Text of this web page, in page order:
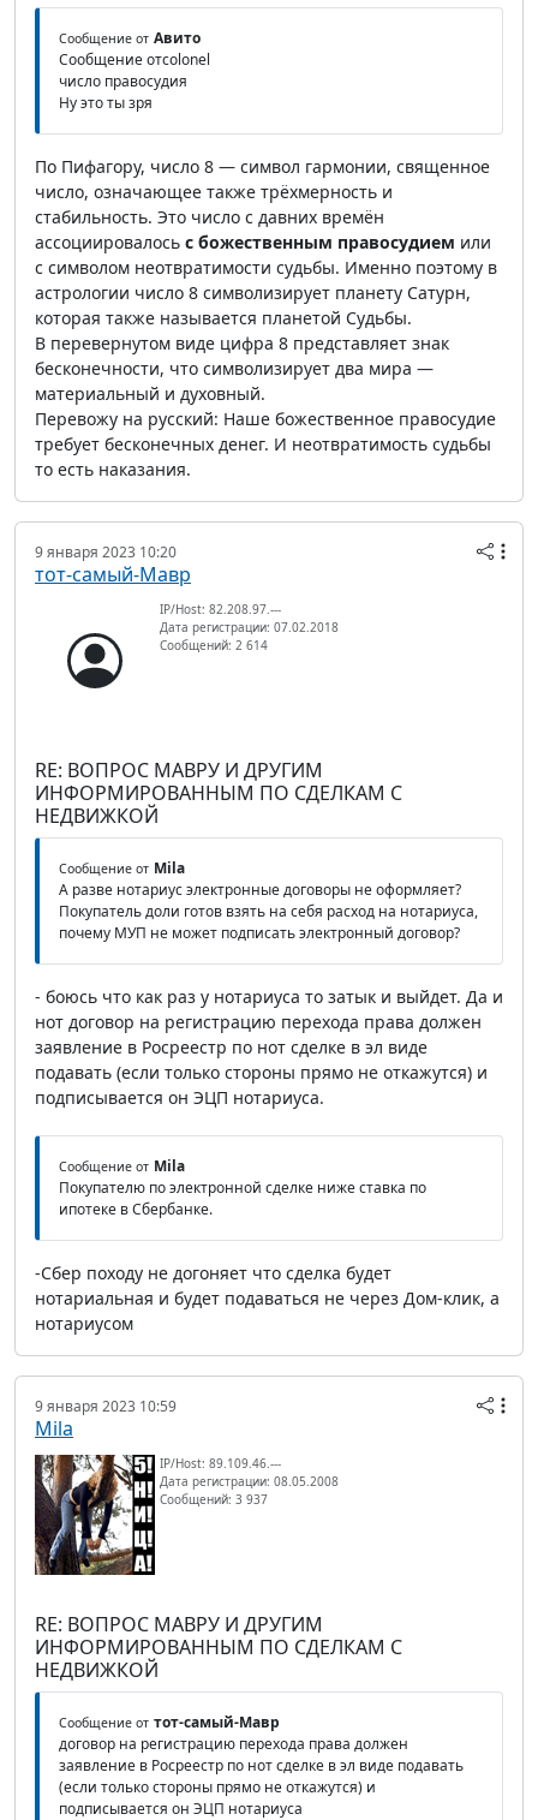
Сообщение от Авито
Сообщение отcolonel
число правосудия
Ну это ты зря
По Пифагору, число 8 — символ гармонии, священное
число, означающее также трёхмерность и
стабильность. Это число с давних времён
ассоциировалось с божественным правосудием или
с символом неотвратимости судьбы. Именно поэтому в
астрологии число 8 символизирует планету Сатурн,
которая также называется планетой Судьбы.
В перевернутом виде цифра 8 представляет знак
бесконечности, что символизирует два мира —
материальный и духовный.
Перевожу на русский: Наше божественное правосудие
требует бесконечных денег. И неотвратимость судьбы
то есть наказания.
9 января 2023 10:20
тот-самый-Мавр
IP/Host: 82.208.97.---
Дата регистрации: 07.02.2018
Сообщений: 2 614
RE: ВОПРОС МАВРУ И ДРУГИМ
ИНФОРМИРОВАННЫМ ПО СДЕЛКАМ С
НЕДВИЖКОЙ
Сообщение от Mila
А разве нотариус электронные договоры не оформляет?
Покупатель доли готов взять на себя расход на нотариуса,
почему МУП не может подписать электронный договор?
- боюсь что как раз у нотариуса то затык и выйдет. Да и
нот договор на регистрацию перехода права должен
заявление в Росреестр по нот сделке в эл виде
подавать (если только стороны прямо не откажутся) и
подписывается он ЭЦП нотариуса.
Сообщение от Mila
Покупателю по электронной сделке ниже ставка по
ипотеке в Сбербанке.
-Сбер походу не догоняет что сделка будет
нотариальная и будет подаваться не через Дом-клик, а
нотариусом
9 января 2023 10:59
Mila
IP/Host: 89.109.46.---
Дата регистрации: 08.05.2008
Сообщений: 3 937
RE: ВОПРОС МАВРУ И ДРУГИМ
ИНФОРМИРОВАННЫМ ПО СДЕЛКАМ С
НЕДВИЖКОЙ
Сообщение от тот-самый-Мавр
договор на регистрацию перехода права должен
заявление в Росреестр по нот сделке в эл виде подавать
(если только стороны прямо не откажутся) и
подписывается он ЭЦП нотариуса